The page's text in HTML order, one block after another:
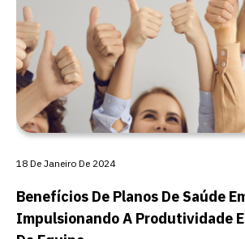
CARÊNCIA
Benefícios De Planos De Saúde
Impulsionando A Produtividade
18 De Janeiro De 2024